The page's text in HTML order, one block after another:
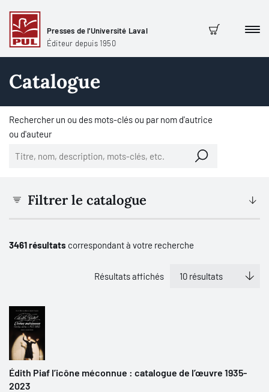
Presses de l'Université Laval
Éditeur depuis 1950
Panier
Catalogue
Rechercher un ou des mots-clés ou par nom d'autrice
ou d'auteur
Filtrer le catalogue
3461 résultats correspondant à votre recherche
Résultats affichés
Édith Piaf l’icône méconnue : catalogue de l’œuvre 1935-
2023